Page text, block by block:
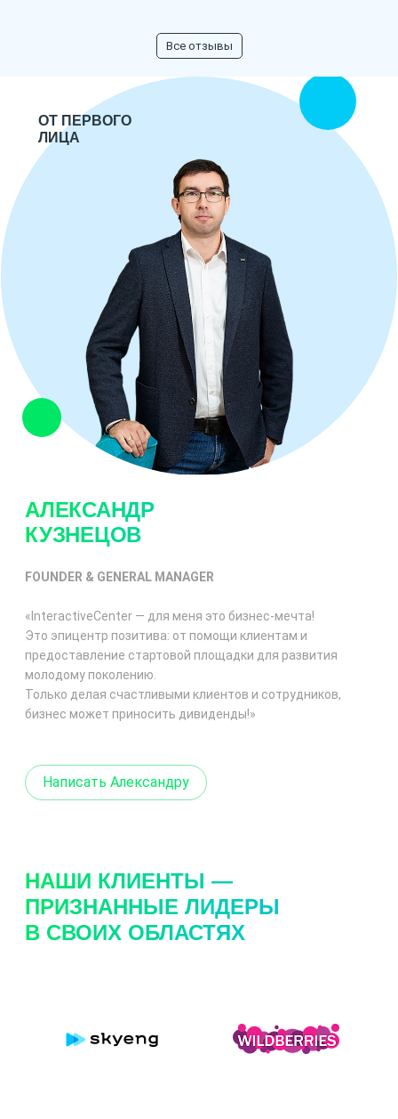
Все отзывы
ОТ ПЕРВОГО
ЛИЦА
АЛЕКСАНДР
КУЗНЕЦОВ
FOUNDER & GENERAL MANAGER
«InteractiveCenter — для меня это бизнес-мечта!
Это эпицентр позитива: от помощи клиентам и
предоставление стартовой площадки для развития
молодому поколению.
Только делая счастливыми клиентов и сотрудников,
бизнес может приносить дивиденды!»
Написать Александру
НАШИ КЛИЕНТЫ —
ПРИЗНАННЫЕ ЛИДЕРЫ
В СВОИХ ОБЛАСТЯХ